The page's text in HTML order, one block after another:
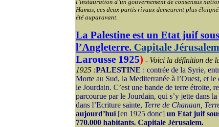
l’instauration d’un gouvernement de consensus
Hamas, ces deux partis rivaux demeurent plus
été auparavant.
La Palestine est un Etat juif
l’Angleterre. Capitale
Larousse 1925) - Voici la définition de
1925 :PALESTINE : contrée de la Syrie,
Morte au Sud, la Mediterranée à l’Ouest, et le
le Jourdain. C’est une bande de terre étroite,
parcourue par le Jourdain, qui s’y jette dans
dans l’Ecriture sainte, Terre de Chanaan,
aujourd’hui [en 1925 donc] un Etat juif
770.000 habitants. Capitale Jérusalem.